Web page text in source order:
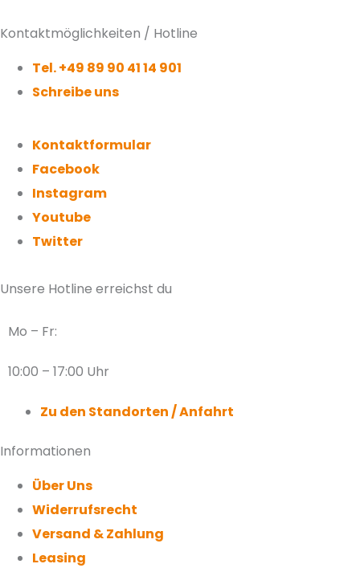
Kontaktmöglichkeiten / Hotline
Tel. +49 89 90 41 14 901
Schreibe uns
Kontaktformular
Facebook
Instagram
Youtube
Twitter
Unsere Hotline erreichst du
Mo – Fr:
10:00 – 17:00 Uhr
Zu den Standorten / Anfahrt
Informationen
Über Uns
Widerrufsrecht
Versand & Zahlung
Leasing